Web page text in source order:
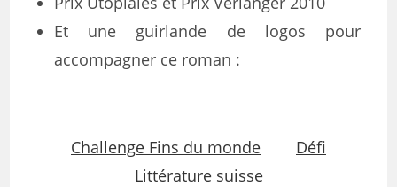
Et une guirlande de logos pour
accompagner ce roman :
Challenge Fins du monde
Défi
Littérature suisse